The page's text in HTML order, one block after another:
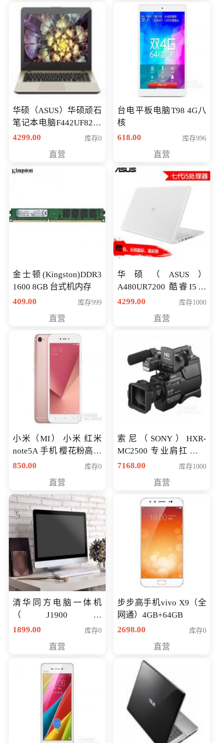
华硕（ASUS）华硕顽石
笔记本电脑F442UF8250
八代独显轻薄办公商务
4299.00 库存0
直营
台电平板电脑T98 4G八
核
618.00
库存996
直营
金士顿(Kingston)DDR3
1600 8GB 台式机内存
409.00
库存999
直营
华硕（ASUS）
A480UR7200 酷睿I5超
薄学生办公游戏独显笔
NV930-2G独
4299.00 库存1000
直营
小米（MI） 小米 红米
note5A 手机 樱花粉高配
版 全网通(3G+32G)
850.00 库存0
直营
索尼（SONY）HXR-
MC2500 专业肩扛式存
储卡全高清摄录一体机
清入门级摄像机
7168.00 库存1000
直营
清华同方电脑一体机
（J1900四
核/4G/120G0.8CM厚度
1899.00 库存0
直营
步步高手机vivo X9（全
网通）4GB+64GB
2698.00
库存0
直营